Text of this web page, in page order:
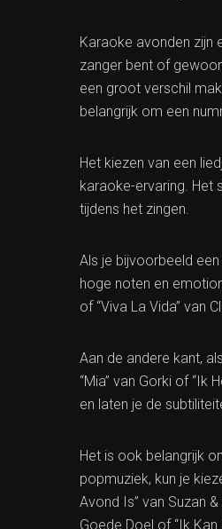
Karaoke avonden zijn
zanger bent of
een groot verschil
belangrijk om een
Het kiezen van een
karaoke-ervaring. Het
tijdens het zingen.
Als je bijvoorbeeld
hoge noten en
of “Viva La Vida” van
Aan de andere kant,
“Mia” van Gorki of “Ik
en laten je de
Het is ook belangrijk
popmuziek, kun je
Avond Is” van Suzan
Goede Doel of “Ik Kan